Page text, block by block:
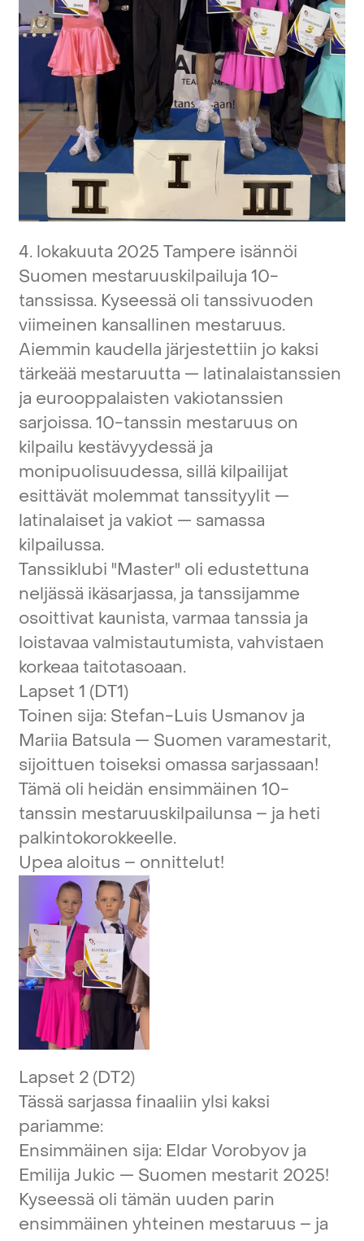
4. lokakuuta 2025 Tampere isännöi
Suomen mestaruuskilpailuja 10-
tanssissa. Kyseessä oli tanssivuoden
viimeinen kansallinen mestaruus.
Aiemmin kaudella järjestettiin jo kaksi
tärkeää mestaruutta — latinalaistanssien
ja eurooppalaisten vakiotanssien
sarjoissa.10-tanssin mestaruus on
kilpailu kestävyydessä ja
monipuolisuudessa, sillä kilpailijat
esittävät molemmat tanssityylit —
latinalaiset ja vakiot — samassa
kilpailussa.
Tanssiklubi "Master" oli edustettuna
neljässä ikäsarjassa, ja tanssijamme
osoittivat kaunista,varmaa tanssia ja
loistavaa valmistautumista,vahvistaen
korkeaa taitotasoaan.
Lapset 1 (DT1)
Toinen sija: Stefan-Luis Usmanov ja
Mariia Batsula — Suomen varamestarit,
sijoittuen toiseksi omassa sarjassaan!
Tämä oli heidän ensimmäinen 10-
tanssin mestaruuskilpailunsa – ja heti
palkintokorokkeelle.
Upea aloitus – onnittelut!
Lapset 2 (DT2)
Tässä sarjassa finaaliin ylsi kaksi
pariamme:
Ensimmäinen sija: EldarVorobyov ja
Emilija Jukic — Suomen mestarit 2025!
Kyseessä oli tämän uuden parin
ensimmäinen yhteinen mestaruus – ja